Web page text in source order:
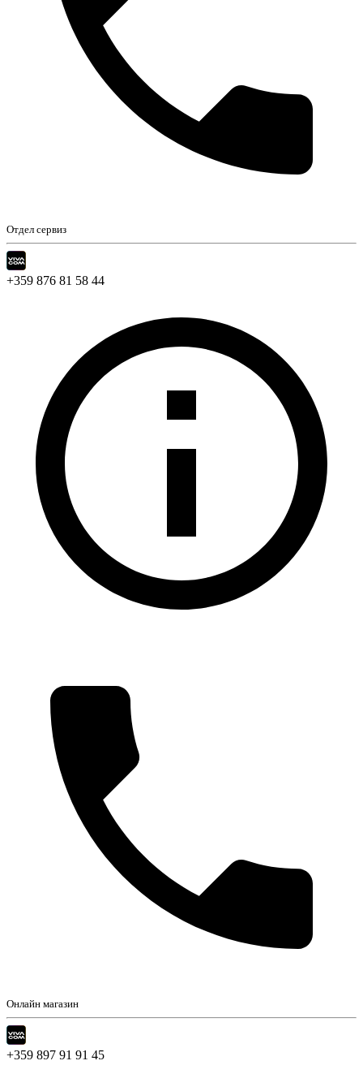
Отдел сервиз
+359 876 81 58 44
Онлайн магазин
+359 897 91 91 45